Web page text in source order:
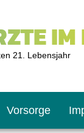
IM
21. Lebensjahr
Vorsorge